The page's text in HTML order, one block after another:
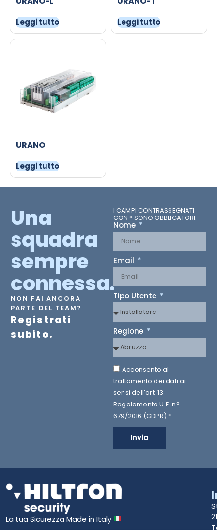
Leggi tutto Leggi tutto
URANO
Leggi tutto
Una
squadra
sempre
connessa.
NON FAI ANCORA
PARTE DEL TEAM?
Registrati
subito.
I CAMPI CONTRASSEGNATI
CON * SONO OBBLIGATORI.
Nome
Email
Tipo Utente
Regione
Acconsento al
trattamento dei dati ai
sensi dell'art. 13
Regolamento U.E. n°
679/2016 (GDPR) *
Invia
La tua Sicurezza Made in Italy